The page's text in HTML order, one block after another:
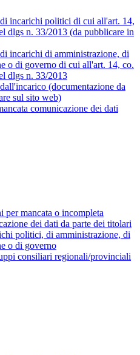
incarichi politici di cui all'art. 14,
dlgs n. 33/2013 (da pubblicare in
incarichi di amministrazione, di
o di governo di cui all'art. 14, co.
dlgs n. 33/2013
(documentazione da
sul sito web)
comunicazione dei dati
per mancata o incompleta
dei dati da parte dei titolari
politici, di amministrazione, di
o di governo
consiliari regionali/provinciali